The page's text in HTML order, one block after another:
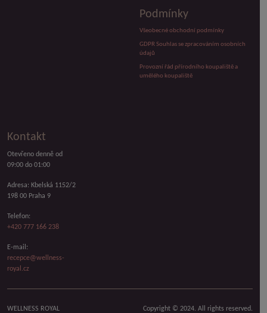
Podmínky
Všeobecné obchodní podmínky
GDPR Souhlas se zpracováním osobních
údajů
Provozní řád přírodního koupaliště a
umělého koupaliště
Kontakt
Otevřeno denně od
09:00 do 01:00
Adresa: Kbelská 1152/2
198 00 Praha 9
Telefon:
+420 777 166 238
E-mail:
recepce@wellness-
royal.cz
WELLNESS ROYAL Copyright © 2024. All rights reserved.